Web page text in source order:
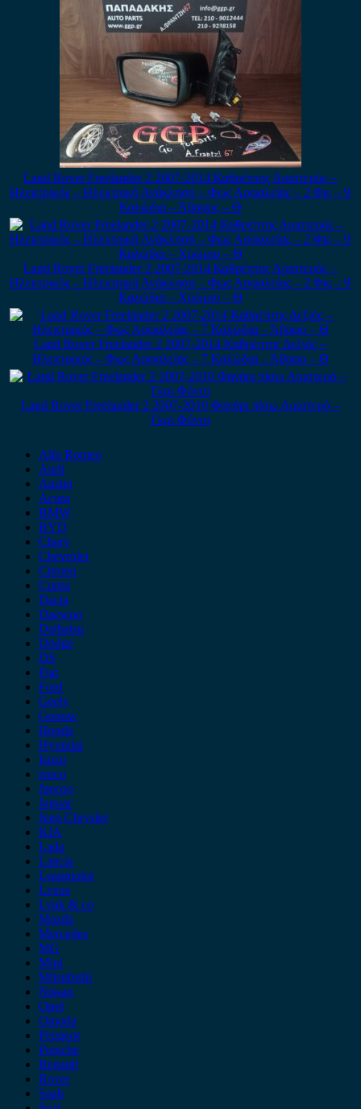
Land Rover Freelander 2 2007-2014 Καθρέπτης Αριστερός –
Ηλεκτρικός – Ηλεκτρική Ανάκληση – Φως Ασφαλείας – 2 Φις – 9
Καλώδια – Άβαφος – Θ
Land Rover Freelander 2 2007-2014 Καθρέπτης Αριστερός –
Ηλεκτρικός – Ηλεκτρική Ανάκληση – Φως Ασφαλείας – 2 Φις – 9
Καλώδια – Χρώμιο – Θ
Land Rover Freelander 2 2007-2014 Καθρέπτης Δεξιός –
Ηλεκτρικός – Φως Ασφαλείας – 7 Καλώδια – Άβαφο – Θ
Land Rover Freelander 2 2007-2010 Φανάρι πίσω Αριστερό –
Γκρι Φόντο
Alfa Romeo
Audi
Austin
Acura
BMW
BYD
Chery
Chevrolet
Citroen
Cupra
Dacia
Daewoo
Daihatsu
Dodge
DS
Fiat
Ford
Geely
Gonow
Honda
Hyundai
Isuzu
iveco
Jaecoo
Jaguar
Jeep Chrysler
KIA
Lada
Lancia
Leapmotor
Lexus
Lynk & co
Mazda
Mercedes
MG
Mini
Mitsubishi
Nissan
Opel
Omoda
Peugeot
Porsche
Renault
Rover
Saab